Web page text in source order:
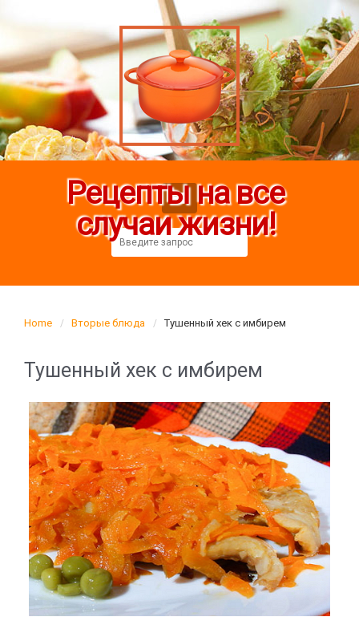
Рецепты на все
случаи жизни!
Home Вторые блюда Тушенный хек с имбирем
Тушенный хек с имбирем